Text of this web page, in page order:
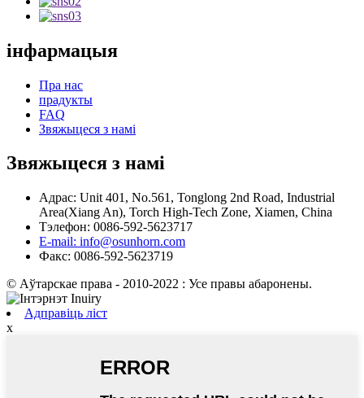
інфармацыя
Пра нас
прадукты
FAQ
Звяжыцеся з намі
Звяжыцеся з намі
Адрас: Unit 401, No.561, Tonglong 2nd Road, Industrial
Area(Xiang An), Torch High-Tech Zone, Xiamen, China
Тэлефон: 0086-592-5623717
E-mail: info@osunhorn.com
Факс: 0086-592-5623719
© Аўтарскае права - 2010-2022 : Усе правы абаронены.
Адправіць ліст
x